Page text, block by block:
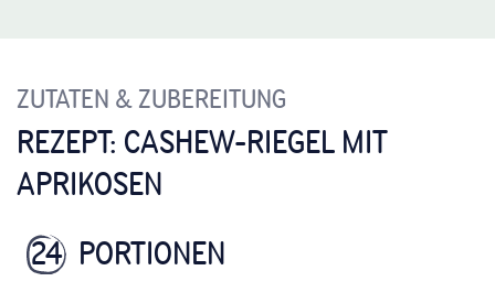
ZUTATEN & ZUBEREITUNG
REZEPT: CASHEW-RIEGEL MIT
APRIKOSEN
24 PORTIONEN